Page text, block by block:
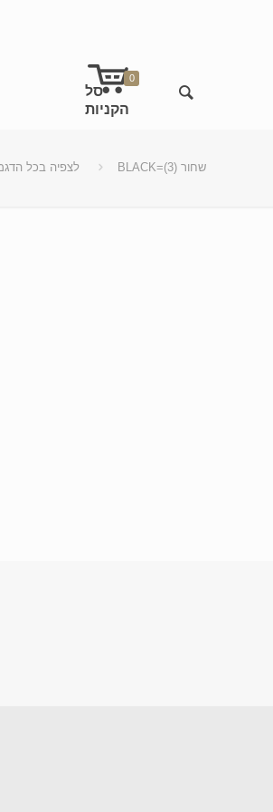
0
לצפיה בכל BLACK=שחור (3)